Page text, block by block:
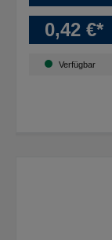
0,42 €*
Verfügbar